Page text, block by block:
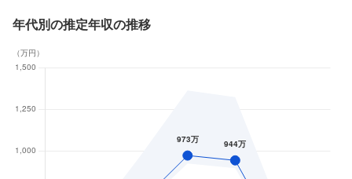
年代別の推定年収の推移
（万円）